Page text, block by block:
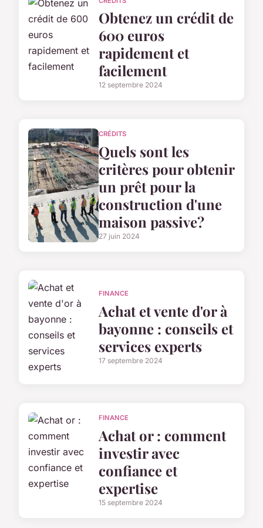
Obtenez un crédit de
600 euros
rapidement et
facilement
12 septembre 2024
CRÉDITS
Quels sont les
critères pour obtenir
un prêt pour la
construction d'une
maison passive?
27 juin 2024
FINANCE
Achat et vente d'or à
bayonne : conseils et
services experts
17 septembre 2024
FINANCE
Achat or : comment
investir avec
confiance et
expertise
15 septembre 2024